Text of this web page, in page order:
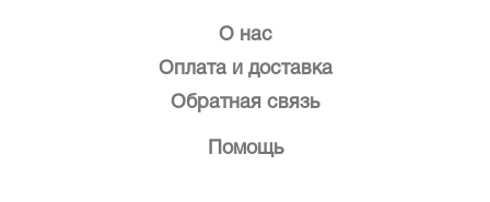
О нас
Оплата и доставка
Обратная связь
Помощь